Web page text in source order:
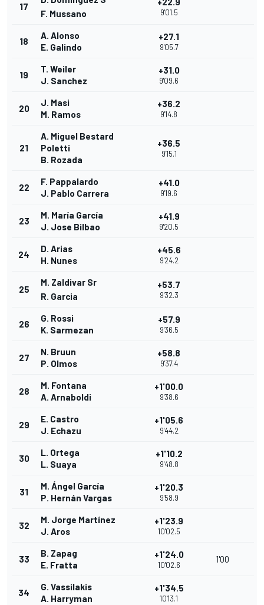
17
F. Mussano
9'01.5
18
A. Alonso
E. Galindo
+27.1
9'05.7
19
T. Weiler
J. Sanchez
+31.0
9'09.6
20
J. Masi
M. Ramos
+36.2
9'14.8
21
A. Miguel Bestard
Poletti
B. Rozada
+36.5
9'15.1
22
F. Pappalardo
J. Pablo Carrera
+41.0
9'19.6
23
M. María García
J. Jose Bilbao
+41.9
9'20.5
24
D. Arias
H. Nunes
+45.6
9'24.2
25
M. Zaldivar Sr
R. Garcia
+53.7
9'32.3
26
G. Rossi
K. Sarmezan
+57.9
9'36.5
27
N. Bruun
P. Olmos
+58.8
9'37.4
28
M. Fontana
A. Arnaboldi
+1'00.0
9'38.6
29
E. Castro
J. Echazu
+1'05.6
9'44.2
30
L. Ortega
L. Suaya
+1'10.2
9'48.8
31
M. Ángel García
P. Hernán Vargas
+1'20.3
9'58.9
32
M. Jorge Martínez
J. Aros
+1'23.9
10'02.5
33
B. Zapag
E. Fratta
+1'24.0
10'02.6
1'00
34
G. Vassilakis
A. Harryman
+1'34.5
10'13.1